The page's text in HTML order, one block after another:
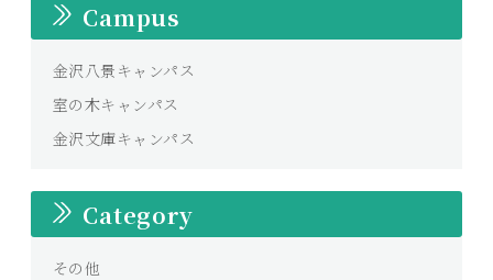
Campus
金沢八景キャンパス
室の木キャンパス
金沢文庫キャンパス
Category
その他